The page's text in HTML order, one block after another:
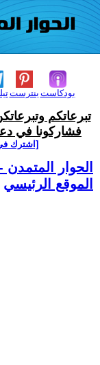
بنترست بودكاست
تبرعاتكم
فشاركونا في
[اشترك
الحوار المتمدن
الموقع الرئيسي